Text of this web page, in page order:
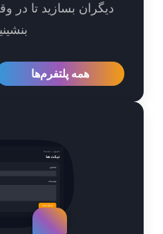
دیگران بسازید تا در وقت
همه پلتفرم‌ها